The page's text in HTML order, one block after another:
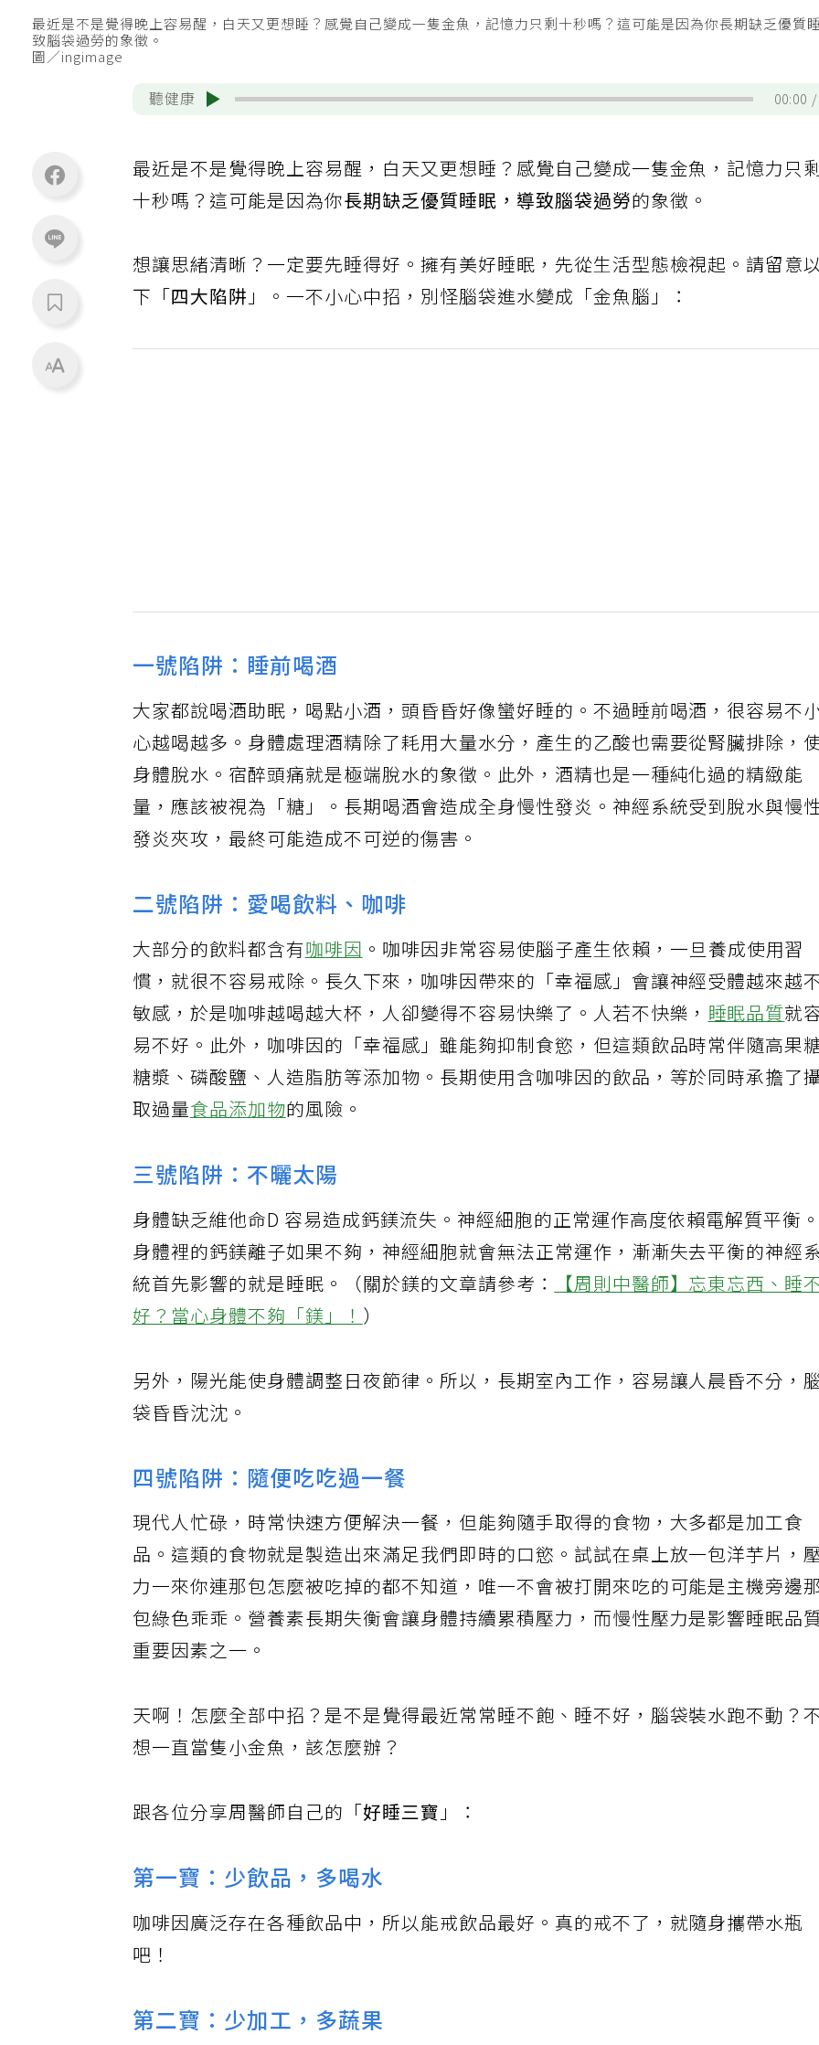
最近是不是覺得晚上容易醒，白天又更想睡？感覺自己變成一隻金魚，記憶力只剩十秒嗎？這可能是因為你長期缺乏優質
致腦袋過勞的象徵。
圖／ingimage
聽健康 00:00
最近是不是覺得晚上容易醒，白天又更想睡？感覺自己變成一隻金魚，記憶力只
十秒嗎？這可能是因為你長期缺乏優質睡眠，導致腦袋過勞的象徵。
想讓思緒清晰？一定要先睡得好。擁有美好睡眠，先從生活型態檢視起。請留意
下「 四大陷阱」。一不小心中招，別怪腦袋進水變成「金魚腦」：
一號陷阱：睡前喝酒
大家都說喝酒助眠，喝點小酒，頭昏昏好像蠻好睡的。不過睡前喝酒，很容易不
心越喝越多。身體處理酒精除了耗用大量水分，產生的乙酸也需要從腎臟排除，
身體脫水。宿醉頭痛就是極端脫水的象徵。此外，酒精也是一種純化過的精緻能
量，應該被視為「糖」。長期喝酒會造成全身慢性發炎。神經系統受到脫水與慢
發炎夾攻，最終可能造成不可逆的傷害。
二號陷阱：愛喝飲料、咖啡
大部分的飲料都含有咖啡因 。咖啡因非常容易使腦子產生依賴，一旦養成使用習
慣，就很不容易戒除。長久下來，咖啡因帶來的「幸福感」會讓神經受體越來越
敏感，於是咖啡越喝越大杯，人卻變得不容易快樂了。人若不快樂，睡眠品質就
易不好。此外，咖啡因的「幸福感」雖能夠抑制食慾，但這類飲品時常伴隨高果
糖漿、磷酸鹽、人造脂肪等添加物。長期使用含咖啡因的飲品，等於同時承擔了
取過量食品添加物的風險。
三號陷阱：不曬太陽
身體缺乏維他命D 容易造成鈣鎂流失。神經細胞的正常運作高度依賴電解質平衡
身體裡的鈣鎂離子如果不夠，神經細胞就會無法正常運作，漸漸失去平衡的神經
統首先影響的就是睡眠。（關於鎂的文章請參考：【周則中醫師】忘東忘西、睡
好？當心身體不夠「鎂」！）
另外，陽光能使身體調整日夜節律。所以，長期室內工作，容易讓人晨昏不分，
袋昏昏沈沈。
四號陷阱：隨便吃吃過一餐
現代人忙碌，時常快速方便解決一餐，但能夠隨手取得的食物，大多都是加工食
品。這類的食物就是製造出來滿足我們即時的口慾。試試在桌上放一包洋芋片，
力一來你連那包怎麼被吃掉的都不知道，唯一不會被打開來吃的可能是主機旁邊
包綠色乖乖。營養素長期失衡會讓身體持續累積壓力，而慢性壓力是影響睡眠品
重要因素之一。
天啊！怎麼全部中招？是不是覺得最近常常睡不飽、睡不好，腦袋裝水跑不動？
想一直當隻小金魚，該怎麼辦？
跟各位分享周醫師自己的「好睡三寶」：
第一寶：少飲品，多喝水
咖啡因廣泛存在各種飲品中，所以能戒飲品最好。真的戒不了，就隨身攜帶水瓶
吧！
第二寶：少加工，多蔬果